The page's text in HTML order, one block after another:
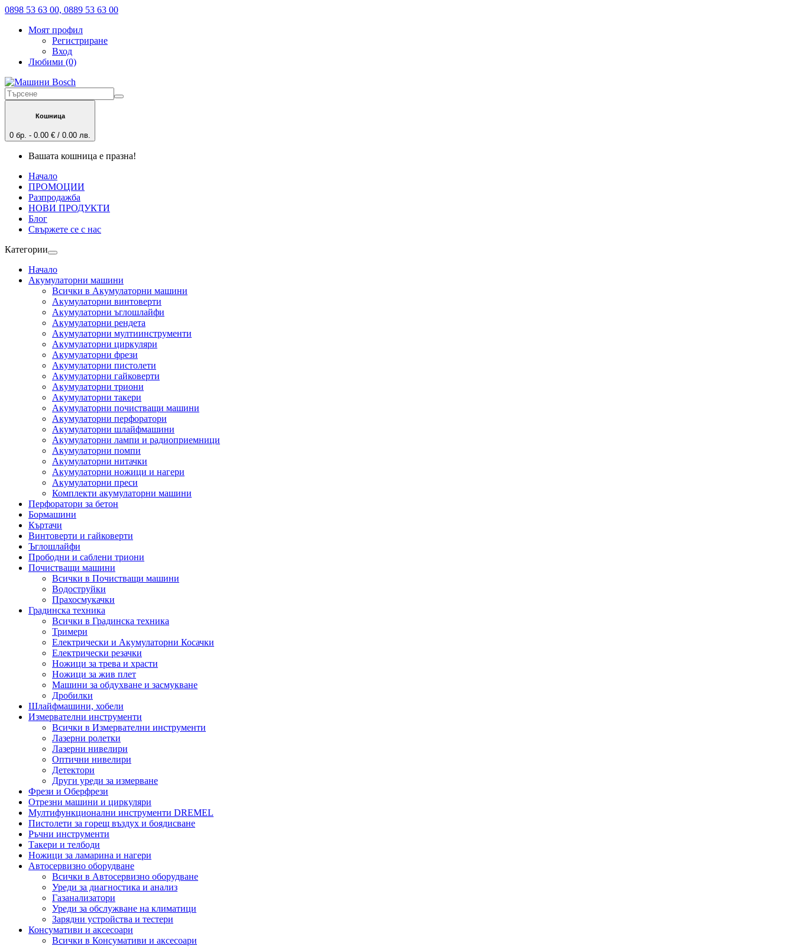
0898 53 63 00, 0889 53 63 00
Моят профил
Регистриране
Вход
Любими (0)
Кошница
0 бр. - 0.00 € / 0.00 лв.
Вашата кошница е празна!
Начало
ПРОМОЦИИ
Разпродажба
НОВИ ПРОДУКТИ
Блог
Свържете се с нас
Категории
Начало
Акумулаторни машини
Всички в Акумулаторни машини
Акумулаторни винтоверти
Акумулаторни ъглошлайфи
Акумулаторни рендета
Акумулаторни мултиинструменти
Акумулаторни циркуляри
Акумулаторни фрези
Акумулаторни пистолети
Акумулаторни гайковерти
Акумулаторни триони
Акумулаторни такери
Акумулаторни почистващи машини
Акумулаторни перфоратори
Акумулаторни шлайфмашини
Акумулаторни лампи и радиоприемници
Акумулаторни помпи
Акумулаторни нитачки
Акумулаторни ножици и нагери
Акумулаторни преси
Комплекти акумулаторни машини
Перфоратори за бетон
Бормашини
Къртачи
Винтоверти и гайковерти
Ъглошлайфи
Прободни и саблени триони
Почистващи машини
Всички в Почистващи машини
Водоструйки
Прахосмукачки
Градинска техника
Всички в Градинска техника
Тримери
Електрически и Акумулаторни Косачки
Електрически резачки
Ножици за трева и храсти
Ножици за жив плет
Машини за обдухване и засмукване
Дробилки
Шлайфмашини, хобели
Измервателни инструменти
Всички в Измервателни инструменти
Лазерни ролетки
Лазерни нивелири
Оптични нивелири
Детектори
Други уреди за измерване
Фрези и Оберфрези
Отрезни машини и циркуляри
Мултифункционални инструменти DREMEL
Пистолети за горещ въздух и боядисване
Ръчни инструменти
Такери и телбоди
Ножици за ламарина и нагери
Автосервизно оборудване
Всички в Автосервизно оборудване
Уреди за диагностика и анализ
Газанализатори
Уреди за обслужване на климатици
Зарядни устройства и тестери
Консумативи и аксесоари
Всички в Консумативи и аксесоари